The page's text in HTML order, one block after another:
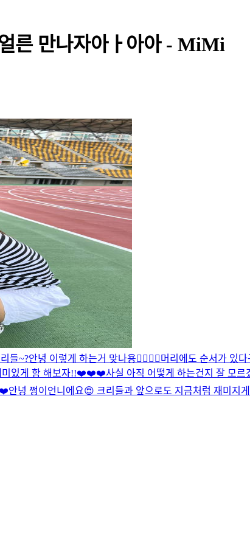
른 만나자아ㅏ아아 - MiMi
들~?안녕 이렇게 하는거 맞나용👉🏻👈🏻머리에도 순서가 있
미있게 함 해보자!!❤️❤️❤️사실 아직 어떻게 하는건지 잘 모
❤️안녕 쩡이언니에요😍 크리들과 앞으로도 지금처럼 재미지